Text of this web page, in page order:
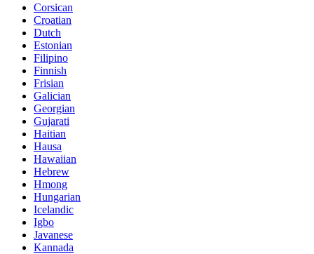
Corsican
Croatian
Dutch
Estonian
Filipino
Finnish
Frisian
Galician
Georgian
Gujarati
Haitian
Hausa
Hawaiian
Hebrew
Hmong
Hungarian
Icelandic
Igbo
Javanese
Kannada